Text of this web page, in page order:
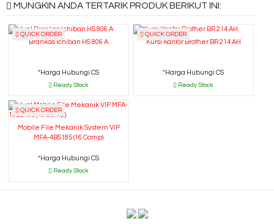
MUNGKIN ANDA TERTARIK PRODUK BERIKUT INI:
QUICK ORDER
Brankas Ichiban HS 806 A
*Harga Hubungi CS
Ready Stock
QUICK ORDER
Kursi Kantor Brother BR 214 AH
*Harga Hubungi CS
Ready Stock
QUICK ORDER
Mobile File Mekanik System VIP
MFA-4BS185 (16 Comp)
*Harga Hubungi CS
Ready Stock